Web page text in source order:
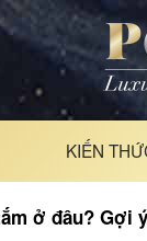
KIẾN
ở đâu? Gợi